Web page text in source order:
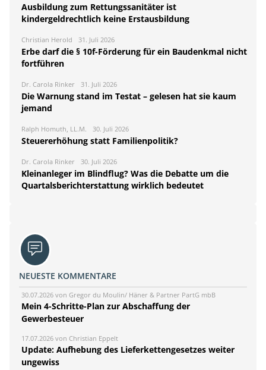
Ausbildung zum Rettungssanitäter ist
kindergeldrechtlich keine Erstausbildung
Christian Herold 31. Juli 2026
Erbe darf die § 10f-Förderung für ein Baudenkmal nicht
fortführen
Dr. Carola Rinker 31. Juli 2026
Die Warnung stand im Testat – gelesen hat sie kaum
jemand
Ralph Homuth, LL.M. 30. Juli 2026
Steuererhöhung statt Familienpolitik?
Dr. Carola Rinker 30. Juli 2026
Kleinanleger im Blindflug? Was die Debatte um die
Quartalsberichterstattung wirklich bedeutet
NEUESTE KOMMENTARE
30.07.2026 von Gregor du Moulin/ Häner & Partner PartG mbB
Mein 4-Schritte-Plan zur Abschaffung der
Gewerbesteuer
17.07.2026 von Christian Eppelt
Update: Aufhebung des Lieferkettengesetzes weiter
ungewiss